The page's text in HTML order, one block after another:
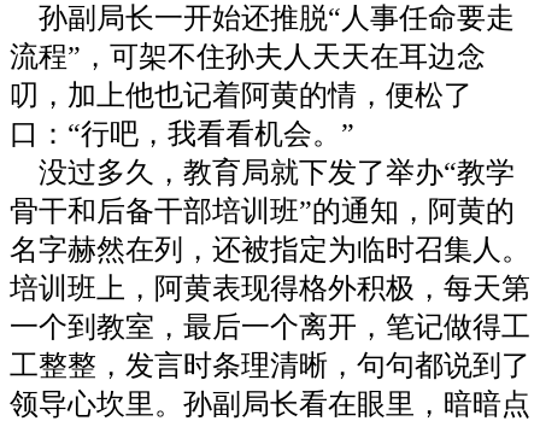
孙副局长一开始还推脱“人事任命要走
流程”，可架不住孙夫人天天在耳边念
叨，加上他也记着阿黄的情，便松了
口：“行吧，我看看机会。”
没过多久，教育局就下发了举办“教学
骨干和后备干部培训班”的通知，阿黄的
名字赫然在列，还被指定为临时召集人。
培训班上，阿黄表现得格外积极，每天第
一个到教室，最后一个离开，笔记做得工
工整整，发言时条理清晰，句句都说到了
领导心坎里。孙副局长看在眼里，暗暗点